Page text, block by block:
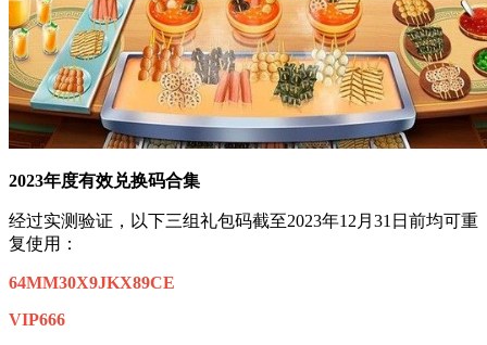
2023年度有效兑换码合集
经过实测验证，以下三组礼包码截至2023年12月31日前均可重
复使用：
64MM30X9JKX89CE
VIP666